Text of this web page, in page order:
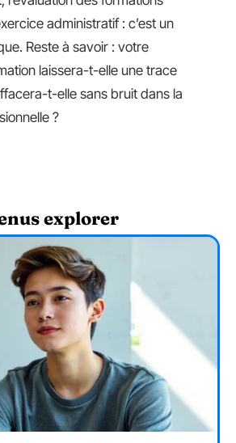
administratif : c’est un
Reste à savoir : votre
laissera-t-elle une trace
t-elle sans bruit dans la
?
explorer